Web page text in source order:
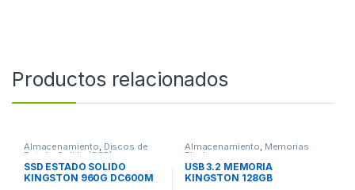
Productos relacionados
Almacenamiento, Discos de
Estado Solido (SSD)
SSD ESTADO SOLIDO
KINGSTON 960G DC600M
Almacenamiento, Memorias
Flash
USB 3.2 MEMORIA
KINGSTON 128GB